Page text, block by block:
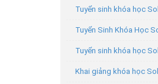
Tuyển sinh khóa học
Tuyển Sinh Khóa Học
Tuyển sinh khóa học
Khai giảng khóa học